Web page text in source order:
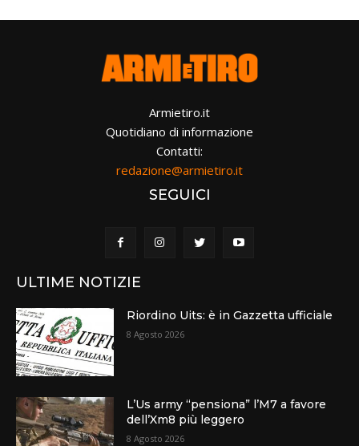
Armietiro.it
Quotidiano di informazione
Contatti:
redazione@armietiro.it
SEGUICI
ULTIME NOTIZIE
Riordino Uits: è in Gazzetta ufficiale
8 Agosto 2026
L’Us army “pensiona” l’M7 a favore
dell’Xm8 più leggero
8 Agosto 2026